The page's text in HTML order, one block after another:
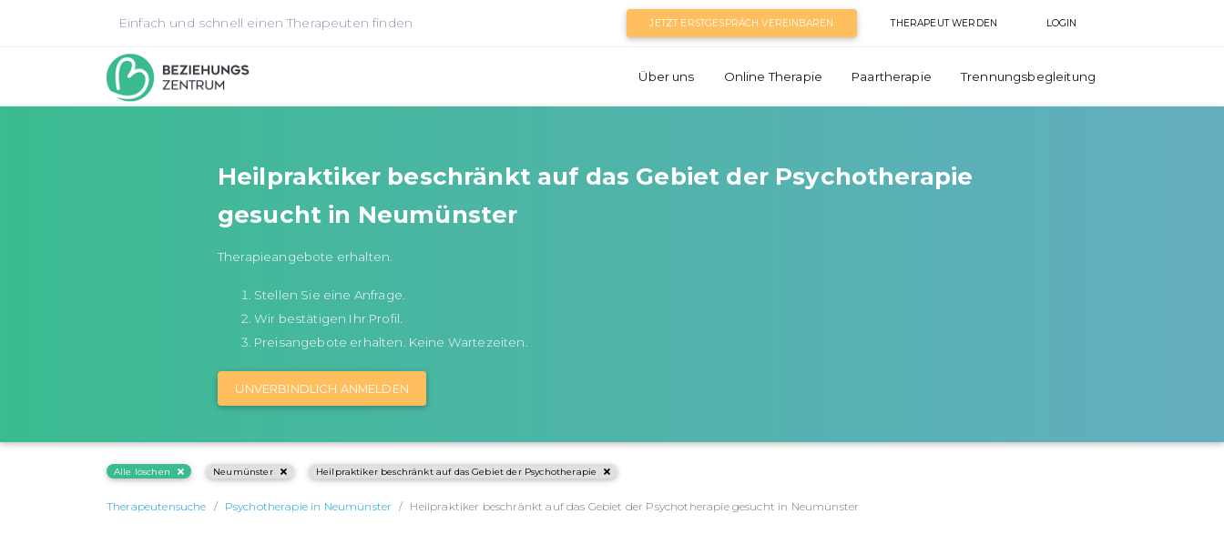
Einfach und schnell einen Therapeuten finden JETZT ERSTGESPRÄCH VEREINBAREN THERAPEUT WERDEN LOGIN
Über uns Online Therapie Paartherapie Trennungsbegleitung
Heilpraktiker beschränkt auf das Gebiet der Psychotherapie
gesucht in Neumünster
Therapieangebote erhalten.
Stellen Sie eine Anfrage.
Wir bestätigen Ihr Profil.
Preisangebote erhalten. Keine Wartezeiten.
UNVERBINDLICH ANMELDEN
Alle löschen Neumünster Heilpraktiker beschränkt auf das Gebiet der Psychotherapie
Therapeutensuche Psychotherapie in Neumünster Heilpraktiker beschränkt auf das Gebiet der Psychotherapie gesucht in Neumünster